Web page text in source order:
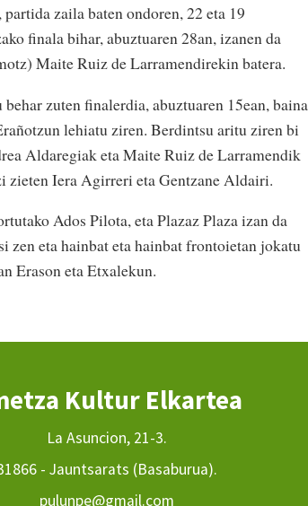
zaila baten ondoren, 22 eta 19
finala bihar, abuztuaren 28an, izanen da
Maite Ruiz de Larramendirekin batera.
zuten finalerdia, abuztuaren 15ean, baina
lehiatu ziren. Berdintsu aritu ziren bi
Aldaregiak eta Maite Ruiz de Larramendik
zieten Iera Agirreri eta Gentzane Aldairi.
Ados Pilota, eta Plazaz Plaza izan da
zen eta hainbat eta hainbat frontoietan jokatu
Erason eta Etxalekun.
Kultur Elkartea
La Asuncion, 21-3.
- Jauntsarats (Basaburua).
pulunpe@gmail.com